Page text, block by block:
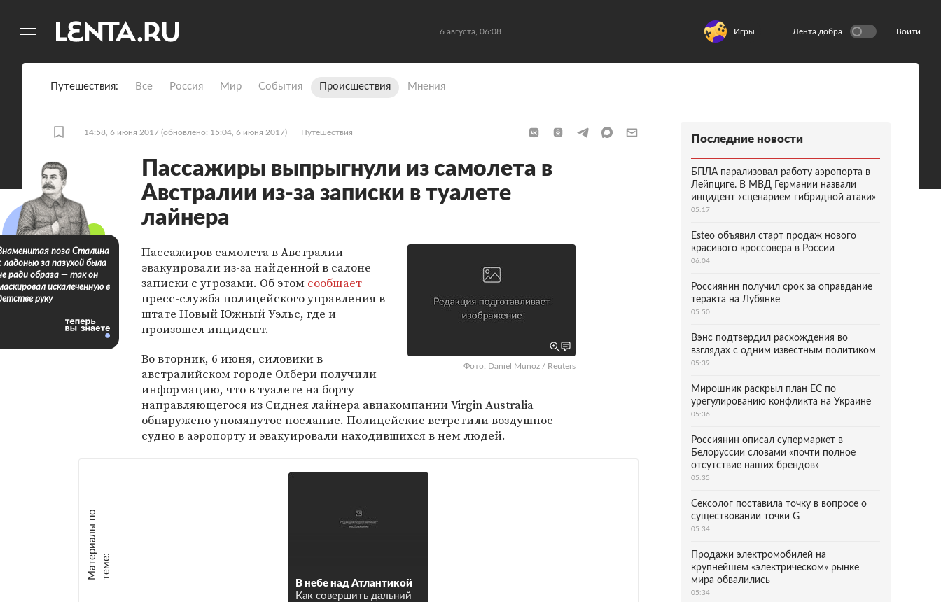
6 августа, 06:08 Игры Лента добра Войти
Путешествия Все Россия Мир События Происшествия Мнения
14:58, 6 июня 2017 (обновлено: 15:04, 6 июня 2017) Путешествия
Пассажиры выпрыгнули из самолета в
Австралии из-за записки в туалете
лайнера
Фото: Daniel Munoz / Reuters
Пассажиров самолета в Австралии
эвакуировали из-за найденной в салоне
записки с угрозами. Об этом сообщает
пресс-служба полицейского управления в
штате Новый Южный Уэльс, где и
произошел инцидент.
Во вторник, 6 июня, силовики в
австралийском городе Олбери получили
информацию, что в туалете на борту
направляющегося из Сиднея лайнера авиакомпании Virgin Australia
обнаружено упомянутое послание. Полицейские встретили воздушное
судно в аэропорту и эвакуировали находившихся в нем людей.
М
а
т е
р
и
а
л
ы
п
о
т
е
м
е :
В небе над Атлантикой
Как совершить дальний
поза Сталина
ладонью за пазухой была
ради образа — так он
искалеченную в
руку
Последние новости
БПЛА парализовал работу аэропорта в
Лейпциге. В МВД Германии назвали
инцидент «сценарием гибридной атаки»
05:17
Esteo объявил старт продаж нового
красивого кроссовера в России
06:04
Россиянин получил срок за оправдание
теракта на Лубянке
05:50
Вэнс подтвердил расхождения во
взглядах с одним известным политиком
05:39
Мирошник раскрыл план ЕС по
урегулированию конфликта на Украине
05:36
Россиянин описал супермаркет в
Белоруссии словами «почти полное
отсутствие наших брендов»
05:35
Сексолог поставила точку в вопросе о
существовании точки G
05:34
Продажи электромобилей на
крупнейшем «электрическом» рынке
мира обвалились
05:34